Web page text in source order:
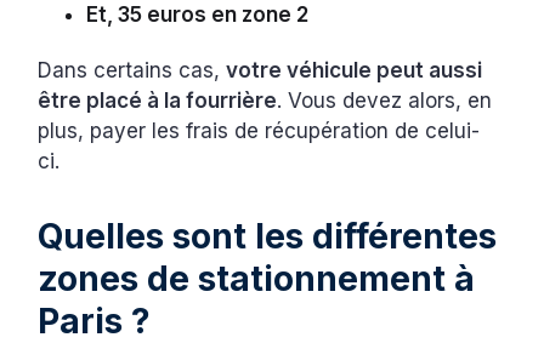
Et, 35 euros en zone 2
Dans certains cas,votre véhicule peut aussi
être placé à la fourrière. Vous devez alors, en
plus, payer les frais de récupération de celui-
ci.
Quelles sont les différentes
zones de stationnement à
Paris ?